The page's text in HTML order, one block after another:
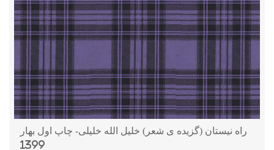
راه نیستان (گزیده ی شعر) خلیل الله خلیلی- چاپ اول بهار
1399